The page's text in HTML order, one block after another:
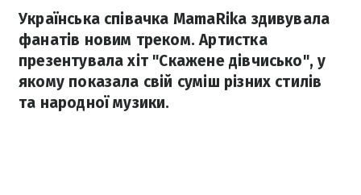
Українська співачка MamaRika здивувала
фанатів новим треком. Артистка
презентувала хіт "Скажене дівчисько", у
якому показала свій суміш різних стилів
та народної музики.